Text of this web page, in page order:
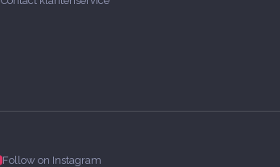
Follow on Instagram